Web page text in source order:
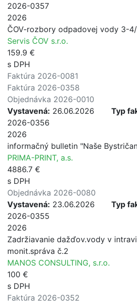
2026-0357
2026
ČOV-rozbory odpadovej vody 3-
Servis ČOV s.r.o.
159.9 €
s DPH
Faktúra 2026-0081
Faktúra 2026-0358
Objednávka 2026-0010
Vystavená: 26.06.2026 Typ
2026-0356
2026
informačný bulletin "Naše
PRIMA-PRINT, a.s.
4886.7 €
s DPH
Objednávka 2026-0080
Vystavená: 23.06.2026 Typ
2026-0355
2026
Zadržiavanie dažďov.vody v
monit.správa č.2
MANOS CONSULTING, s.r.o.
100 €
s DPH
Faktúra 2026-0352